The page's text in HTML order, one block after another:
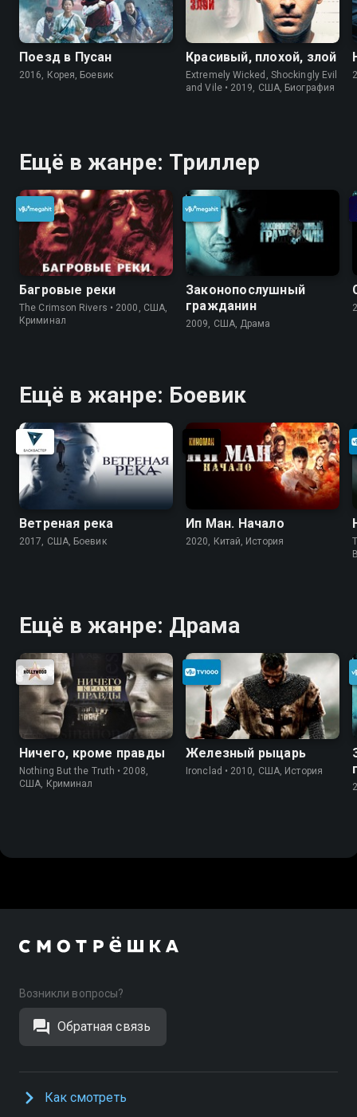
Поезд в Пусан
2016, Корея, Боевик
Красивый, плохой, злой
Extremely Wicked, Shockingly Evil
and Vile • 2019, США, Биография
Ещё в жанре: Триллер
Багровые реки
The Crimson Rivers • 2000, США,
Криминал
Законопослушный
гражданин
2009, США, Драма
Ещё в жанре: Боевик
Ветреная река
2017, США, Боевик
Ип Ман. Начало
2020, Китай, История
Ещё в жанре: Драма
Ничего, кроме правды
Nothing But the Truth • 2008,
США, Криминал
Железный рыцарь
Ironclad • 2010, США, История
Возникли вопросы?
Обратная связь
Как смотреть